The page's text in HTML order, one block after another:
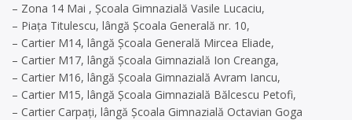
– Zona 14 Mai , Școala Gimnazială Vasile Lucaciu,
– Piața Titulescu, lângă Școala Generală nr. 10,
– Cartier M14, lângă Școala Generală Mircea Eliade,
– Cartier M17, lângă Școala Gimnazială Ion Creanga,
– Cartier M16, lângă Școala Gimnazială Avram Iancu,
– Cartier M15, lângă Școala Gimnazială Bălcescu Petofi,
– Cartier Carpați, lângă Școala Gimnazială Octavian Goga